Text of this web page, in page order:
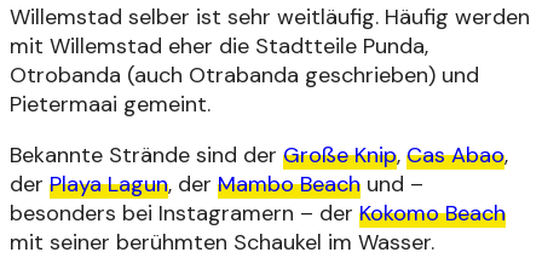
Willemstad selber ist sehr weitläufig. Häufig werden
mit Willemstad eher die Stadtteile Punda,
Otrobanda (auch Otrabanda geschrieben) und
Pietermaai gemeint.
Bekannte Strände sind der Große Knip, Cas Abao,
der Playa Lagun, der Mambo Beach und –
besonders bei Instagramern – der Kokomo Beach
mit seiner berühmten Schaukel im Wasser.